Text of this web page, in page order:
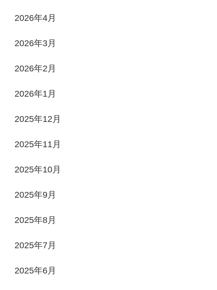
2026年4月
2026年3月
2026年2月
2026年1月
2025年12月
2025年11月
2025年10月
2025年9月
2025年8月
2025年7月
2025年6月